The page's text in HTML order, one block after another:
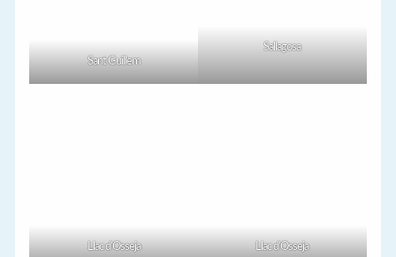
Sant Guillem
Sallagosa
Llac d’Osseja Llac d’Osseja